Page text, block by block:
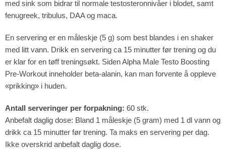
med sink som bidrar til normale testosteronnivåer i blodet, samt
fenugreek, tribulus, DAA og maca.
En servering er en måleskje (5 g) som best blandes i en shaker
med litt vann. Drikk en servering ca 15 minutter før trening og du
er klar for en tøff treningsøkt. Siden Alpha Male Testo Boosting
Pre-Workout inneholder beta-alanin, kan man forvente å oppleve
«prikking» i huden.
Antall serveringer per forpakning: 60 stk.
Anbefalt daglig dose: Bland 1 måleskje (5 gram) med 1 dl vann og
drikk ca 15 minutter før trening. Ta maks en servering per dag.
Ikke overskrid anbefalt daglig dose.